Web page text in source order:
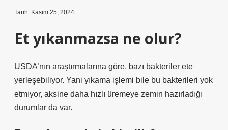
Tarih: Kasım 25, 2024
Et yıkanmazsa ne olur?
USDA’nın araştırmalarına göre, bazı bakteriler ete
yerleşebiliyor. Yani yıkama işlemi bile bu bakterileri yok
etmiyor, aksine daha hızlı üremeye zemin hazırladığı
durumlar da var.